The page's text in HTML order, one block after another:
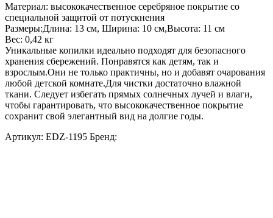
Материал: высококачественное серебряное покрытие со
специальной защитой от потускнения
Размеры:Длина: 13 см, Ширина: 10 см,Высота: 11 см
Вес: 0,42 кг
Уникальные копилки идеально подходят для безопасного
хранения сбережений. Понравятся как детям, так и
взрослым.Они не только практичны, но и добавят очарования
любой детской комнате.Для чистки достаточно влажной
ткани. Следует избегать прямых солнечных лучей и влаги,
чтобы гарантировать, что высококачественное покрытие
сохранит свой элегантный вид на долгие годы.
Артикул: EDZ-1195 Бренд: